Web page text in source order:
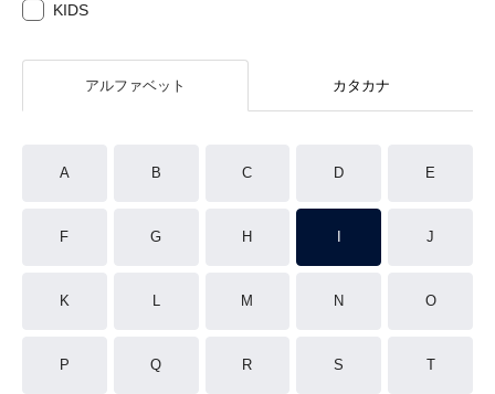
KIDS
アルファベット カタカナ
A B C D E
F G H J
K L M N O
P Q R S T